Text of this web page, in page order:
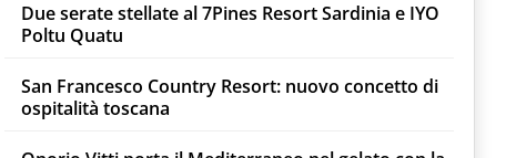
Due serate stellate al 7Pines Resort Sardinia e IYO
Poltu Quatu
San Francesco Country Resort: nuovo concetto di
ospitalità toscana